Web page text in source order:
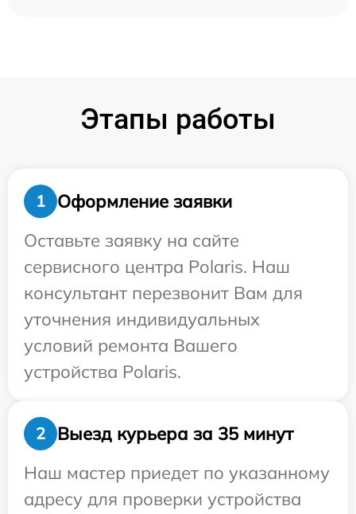
Этапы работы
1
Оформление заявки
Оставьте заявку на сайте
сервисного центра Polaris. Наш
консультант перезвонит Вам для
уточнения индивидуальных
условий ремонта Вашего
устройства Polaris.
2
Выезд курьера за 35 минут
Наш мастер приедет по указанному
адресу для проверки устройства